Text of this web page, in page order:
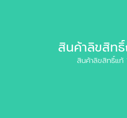
สินค้าลิขสิท
สินค้าลิขสิทธิ์แท้